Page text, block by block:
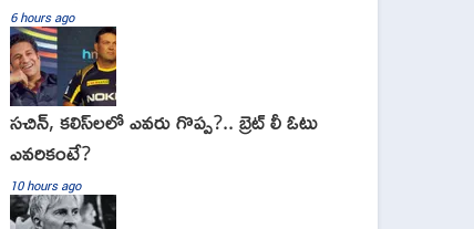
6 hours ago
సచిన్, కలిస్‌లలో ఎవరు గొప్ప?.. బ్రెట్ లీ ఓటు
ఎవరికంటే?
10 hours ago